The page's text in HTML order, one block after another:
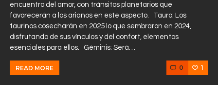
encuentro del amor, con tránsitos planetarios que
favorecerán a los arianos en este aspecto. Tauro: Los
taurinos cosecharán en 2025 lo que sembraron en 2024,
disfrutando de sus vínculos y del confort, elementos
esenciales para ellos. Géminis: Será…
READ MORE 0 1